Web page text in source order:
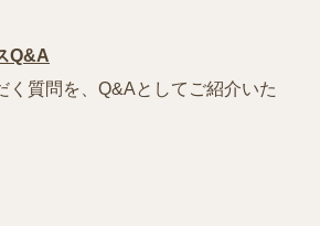
Q&A
く質問を、Q&Aとしてご紹介いた